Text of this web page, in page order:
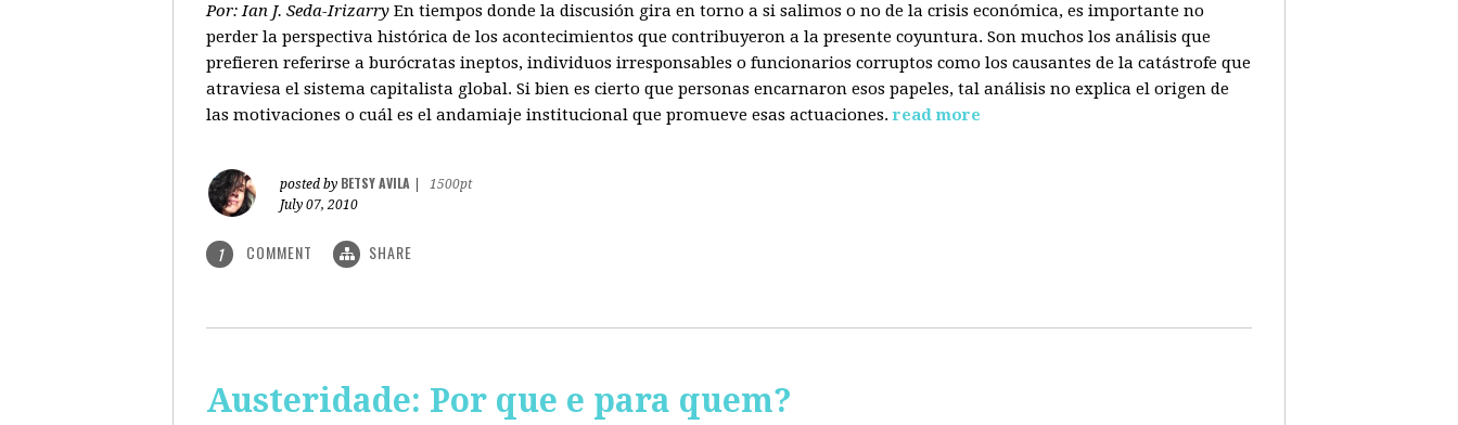
Por: Ian J. Seda-Irizarry En tiempos donde la discusión gira en torno a si salimos o no de la crisis económica, es importante no
perder la perspectiva histórica de los acontecimientos que contribuyeron a la presente coyuntura. Son muchos los análisis que
prefieren referirse a burócratas ineptos, individuos irresponsables o funcionarios corruptos como los causantes de la catástrofe que
atraviesa el sistema capitalista global. Si bien es cierto que personas encarnaron esos papeles, tal análisis no explica el origen de
las motivaciones o cuál es el andamiaje institucional que promueve esas actuaciones. read more
posted by BETSY AVILA
1500pt
July 07, 2010
1 COMMENT SHARE
Austeridade: Por que e para quem?